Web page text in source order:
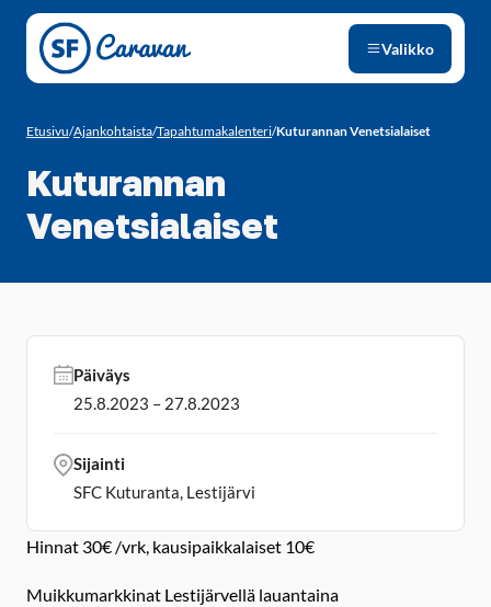
Siirry sivun sisältöön
Valikko
Etusivu/Ajankohtaista/Tapahtumakalenteri/Kuturannan Venetsialaiset
Kuturannan
Venetsialaiset
Hinnat 30€ /vrk, kausipaikkalaiset 10€
Muikkumarkkinat Lestijärvellä lauantaina
Päiväys
25.8.2023 – 27.8.2023
Sijainti
SFC Kuturanta, Lestijärvi